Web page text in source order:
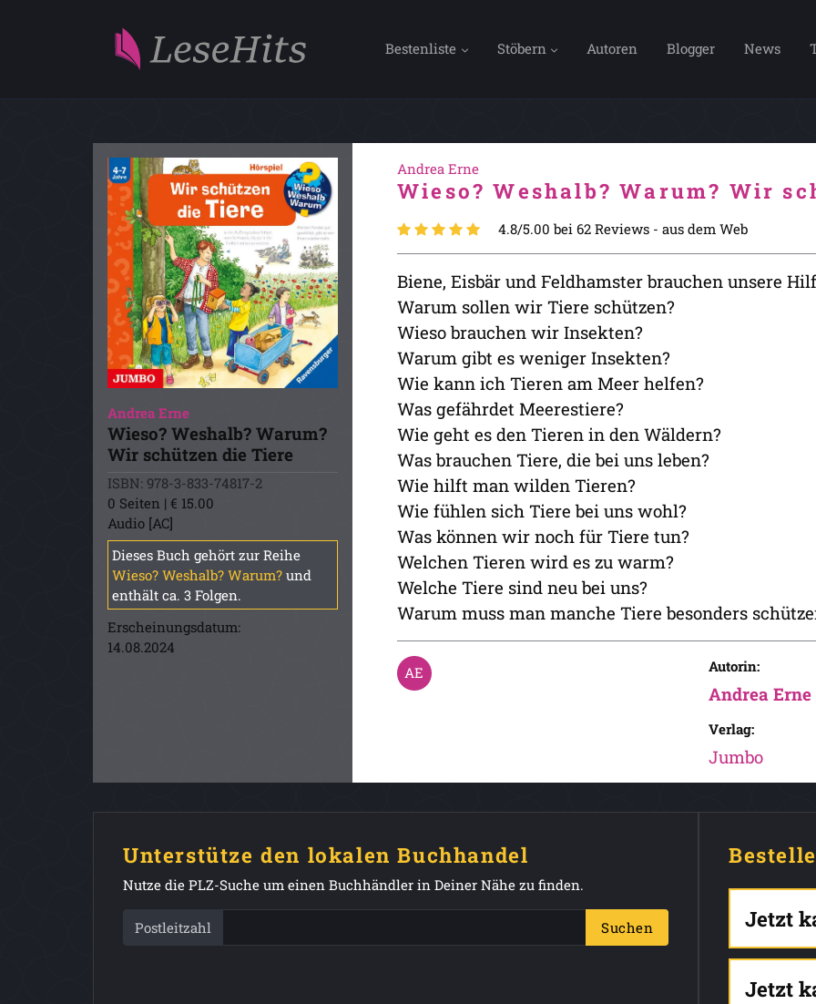
Bestenliste Stöbern Autoren Blogger News
Andrea Erne
Wieso? Weshalb? Warum?
Wir schützen die Tiere
ISBN: 978-3-833-74817-2
0 Seiten | € 15.00
Audio [AC]
Dieses Buch gehört zur Reihe
Wieso? Weshalb? Warum? und
enthält ca. 3 Folgen.
Erscheinungsdatum:
14.08.2024
Andrea Erne
Wieso? Weshalb? Warum? Wir
4.8/5.00 bei 62 Reviews - aus dem Web
Biene, Eisbär und Feldhamster brauchen unsere
Warum sollen wir Tiere schützen?
Wieso brauchen wir Insekten?
Warum gibt es weniger Insekten?
Wie kann ich Tieren am Meer helfen?
Was gefährdet Meerestiere?
Wie geht es den Tieren in den Wäldern?
Was brauchen Tiere, die bei uns leben?
Wie hilft man wilden Tieren?
Wie fühlen sich Tiere bei uns wohl?
Was können wir noch für Tiere tun?
Welchen Tieren wird es zu warm?
Welche Tiere sind neu bei uns?
Warum muss man manche Tiere besonders
Autorin:
Andrea Erne
Verlag:
Jumbo
Unterstütze den lokalen Buchhandel
Nutze die PLZ-Suche um einen Buchhändler in Deiner Nähe zu finden.
Postleitzahl Suchen Jetzt
Jetzt